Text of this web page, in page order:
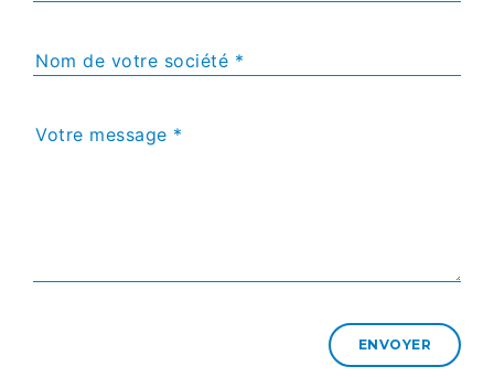
Nom de votre société *
Votre message *